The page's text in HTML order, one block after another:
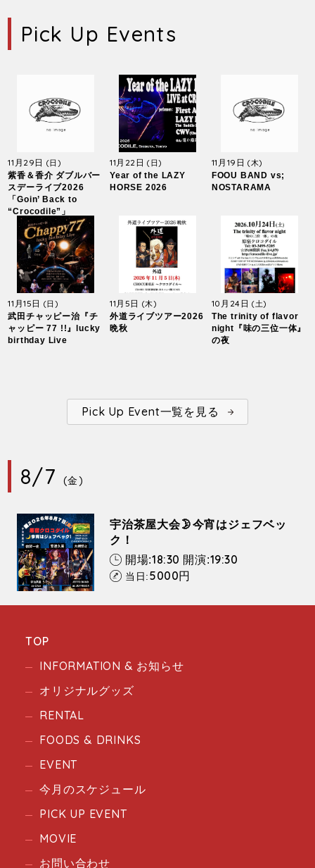
Pick Up Events
11月29日 (日)
紫香＆香介 ダブルバー
スデーライブ2026
「Goin’ Back to
“Crocodile”」
11月22日(日)
Year of the LAZY
HORSE 2026
11月19日 (木)
FOOU BAND vs;
NOSTARAMA
11月15日 (日)
武田チャッピー治『チ
ャッピー 77 !!』lucky
birthday Live
11月5日 (木)
外道ライブツアー2026
晩秋
10月24日 (土)
The trinity of flavor
night『味の三位一体』
の夜
Pick Up Event一覧を見る
8/7 (金)
宇治茶屋大会🌛今宵はジェフベッ
ク！
開場:18:30 開演:19:30
当日:5000円
TOP
INFORMATION & お知らせ
オリジナルグッズ
RENTAL
FOODS & DRINKS
EVENT
今月のスケジュール
PICK UP EVENT
MOVIE
お問い合わせ